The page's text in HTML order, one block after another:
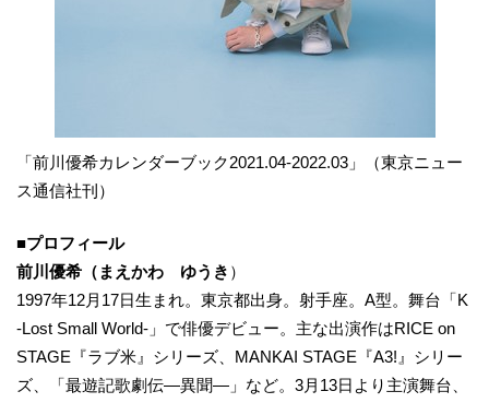
「前川優希カレンダーブック2021.04-2022.03」（東京ニュー
ス通信社刊）
■プロフィール
前川優希（まえかわ ゆうき ）
1997年12月17日生まれ。東京都出身。射手座。A型。舞台「K
-Lost Small World-」で俳優デビュー。主な出演作はRICE on
STAGE『ラブ米』シリーズ、MANKAI STAGE『A3!』シリー
ズ、「最遊記歌劇伝―異聞―」など。3月13日より主演舞台、